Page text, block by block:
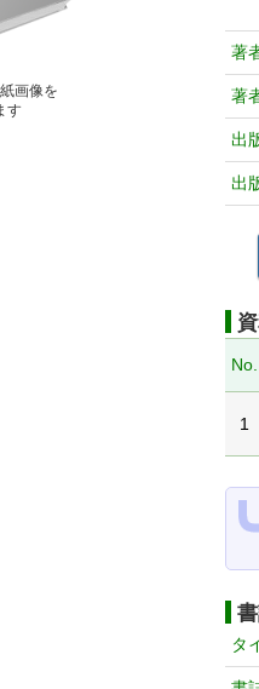
画像を
す
著
著
出
出
No.
1
タ